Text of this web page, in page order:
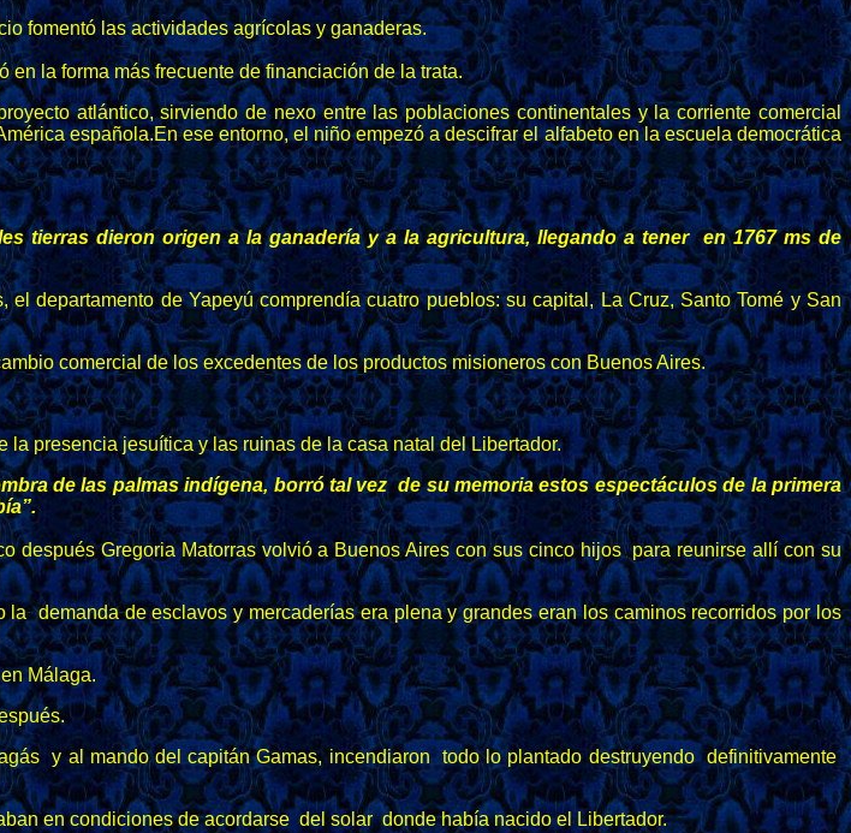
fomentó las actividades agrícolas y ganaderas.
la forma más frecuente de financiación de la trata.
atlántico, sirviendo de nexo entre las poblaciones continentales y la corriente comercial
española.En ese entorno, el niño empezó a descifrar el alfabeto en la escuela democrática
tierras dieron origen a la ganadería y a la agricultura, llegando a tener en 1767 ms de
departamento de Yapeyú comprendía cuatro pueblos: su capital, La Cruz, Santo Tomé y San
comercial de los excedentes de los productos misioneros con Buenos Aires.
presencia jesuítica y las ruinas de la casa natal del Libertador.
de las palmas indígena, borró tal vez de su memoria estos espectáculos de la primera
Gregoria Matorras volvió a Buenos Aires con sus cinco hijos para reunirse allí con su
demanda de esclavos y mercaderías era plena y grandes eran los caminos recorridos por los
Málaga.
y al mando del capitán Gamas, incendiaron todo lo plantado destruyendo definitivamente
en condiciones de acordarse del solar donde había nacido el Libertador.